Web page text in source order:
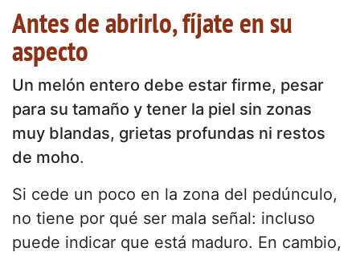
Antes de abrirlo, fíjate en su
aspecto
Un melón entero debe estar firme, pesar
para su tamaño y tener la piel sin zonas
muy blandas, grietas profundas ni restos
de moho.
Si cede un poco en la zona del pedúnculo,
no tiene por qué ser mala señal: incluso
puede indicar que está maduro. En cambio,